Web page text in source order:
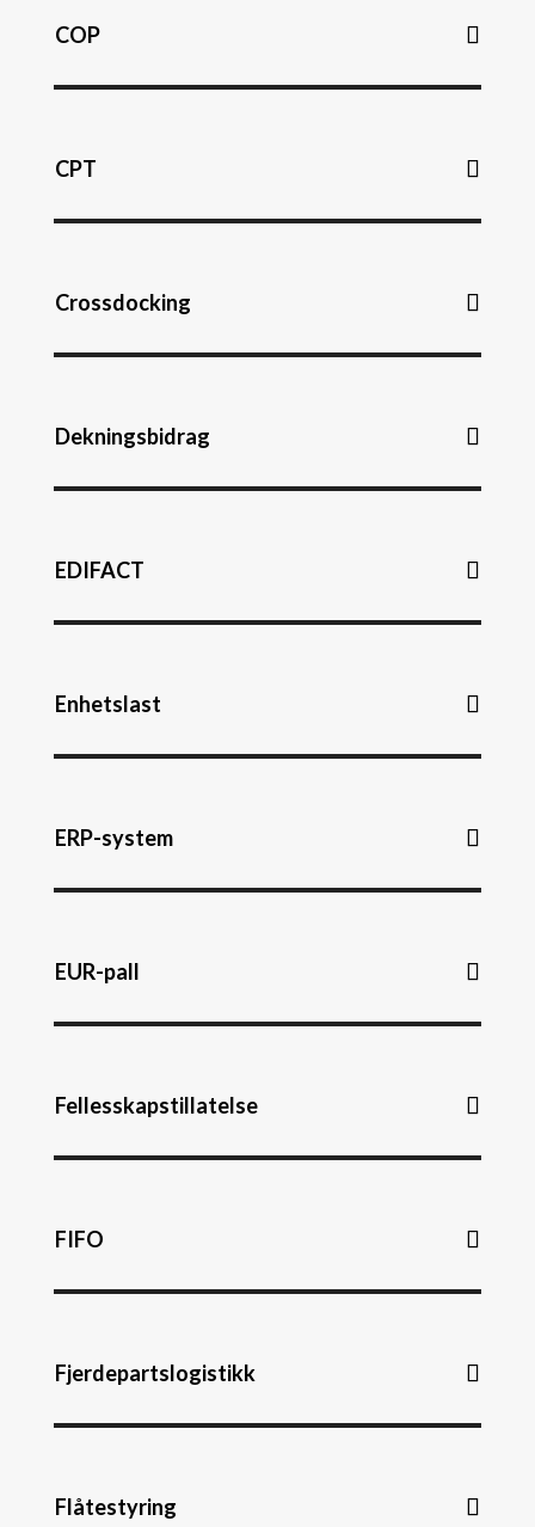
COP
CPT
Crossdocking
Dekningsbidrag
EDIFACT
Enhetslast
ERP-system
EUR-pall
Fellesskapstillatelse
FIFO
Fjerdepartslogistikk
Flåtestyring